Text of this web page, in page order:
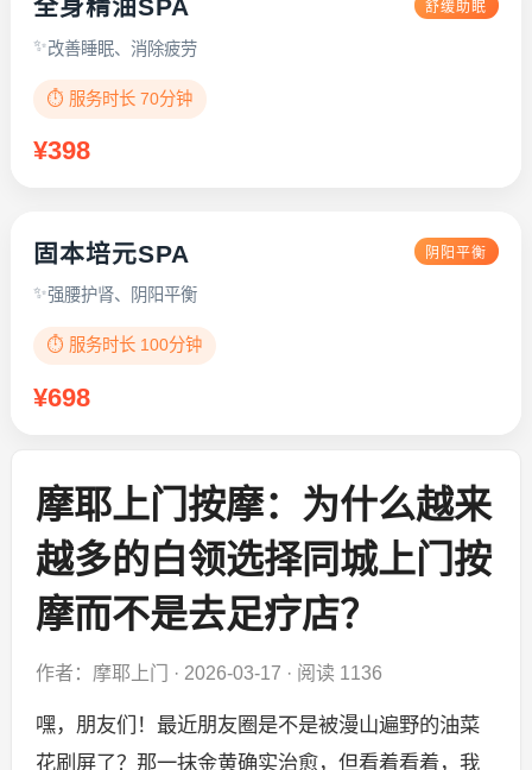
全身精油SPA 舒缓助眠
改善睡眠、消除疲劳
⏱️ 服务时长 70分钟
¥398
固本培元SPA 阴阳平衡
强腰护肾、阴阳平衡
⏱️ 服务时长 100分钟
¥698
摩耶上门按摩：为什么越来
越多的白领选择同城上门按
摩而不是去足疗店？
作者：摩耶上门 · 2026-03-17 · 阅读 1136
嘿，朋友们！最近朋友圈是不是被漫山遍野的油菜
花刷屏了？那一抹金黄确实治愈，但看着看着，我